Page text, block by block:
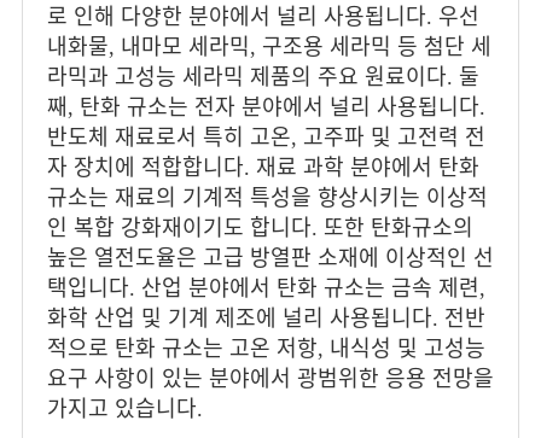
로 인해 다양한 분야에서 널리 사용됩니다. 우선
내화물, 내마모 세라믹, 구조용 세라믹 등 첨단 세
라믹과 고성능 세라믹 제품의 주요 원료이다. 둘
째, 탄화 규소는 전자 분야에서 널리 사용됩니다.
반도체 재료로서 특히 고온, 고주파 및 고전력 전
자 장치에 적합합니다. 재료 과학 분야에서 탄화
규소는 재료의 기계적 특성을 향상시키는 이상적
인 복합 강화재이기도 합니다. 또한 탄화규소의
높은 열전도율은 고급 방열판 소재에 이상적인 선
택입니다. 산업 분야에서 탄화 규소는 금속 제련,
화학 산업 및 기계 제조에 널리 사용됩니다. 전반
적으로 탄화 규소는 고온 저항, 내식성 및 고성능
요구 사항이 있는 분야에서 광범위한 응용 전망을
가지고 있습니다.